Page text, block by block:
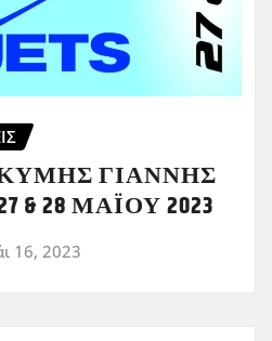
ΓΙΑΝΝΗΣ
28 ΜΑΪΟΥ 2023
16, 2023